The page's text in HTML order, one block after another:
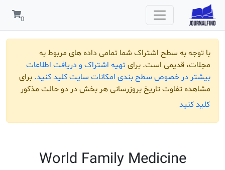
به سطح اشتراک شما تمامی داده های مربوط به
قدیمی است. برای تهیه اشتراک و دریافت اطلاعات
خصوص سطح بندی امکانات سایت کلید کنید.برای
تاریخ بروزرسانی هر بخش در دو حالت مذکور
World Family Medicine